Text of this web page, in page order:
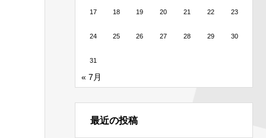
17 18 19 20 21 22 23
24 25 26 27 28 29 30
31
« 7月
最近の投稿